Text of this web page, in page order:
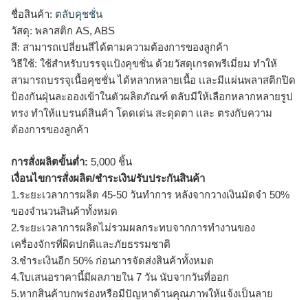
ชื่อสินค้า: ตลับคุชชั่น
วัสดุ: พลาสติก AS, ABS
สี: สามารถเปลี่ยนสีได้ตามความต้องการของลูกค้า
วิธีใช้: ใช้สำหรับบรรจุแป้งคุขชั่น ด้วยวัสดุเกรดพรีเมี่ยม ทำให้
สามารถบรรจุเนื้อคุชชั่น ได้หลากหลายเนื้อ เเละมีแผ่นพลาสติกปิด
ป้องกันฝุ่นละอองเข้าในตัวผลิตภัณฑ์ ตลับมีให้เลือกหลากหลายรูป
ทรง ทำให้แบรนด์สินค้า โดดเด่น สะดุดตา เเละ ตรงกับความ
ต้องการของลูกค้า
การสั่งผลิตขั้นต่ำ: 5,000 ชิ้น
เงื่อนไขการสั่งผลิต/ชำระเงิน/รับประกันสินค้า
1.ระยะเวลาการผลิต 45-50 วันทำการ หลังจากวางเงินมัดจำ 50%
ของจำนวนสินค้าทั้งหมด
2.ระยะเวลาการผลิตไม่รวมผลกระทบจากการทำงานของ
เครื่องจักรที่ผิดปกติและภัยธรรมชาติ
3.ชำระเงินอีก 50% ก่อนการจัดส่งสินค้าทั้งหมด
4.ใบเสนอราคานี้มีผลภายใน 7 วัน นับจากวันที่ออก
5.หากสินค้าบกพร่องหรือมีปัญหาด้านคุณภาพให้แจ้งเป็นลาย